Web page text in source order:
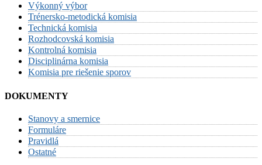
Výkonný výbor
Trénersko-metodická komisia
Technická komisia
Rozhodcovská komisia
Kontrolná komisia
Disciplinárna komisia
Komisia pre riešenie sporov
DOKUMENTY
Stanovy a smernice
Formuláre
Pravidlá
Ostatné